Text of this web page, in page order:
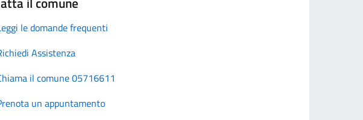
le domande frequenti
Assistenza
il comune 05716611
un appuntamento